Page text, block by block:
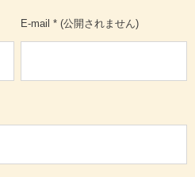
E-mail * (公開されません)